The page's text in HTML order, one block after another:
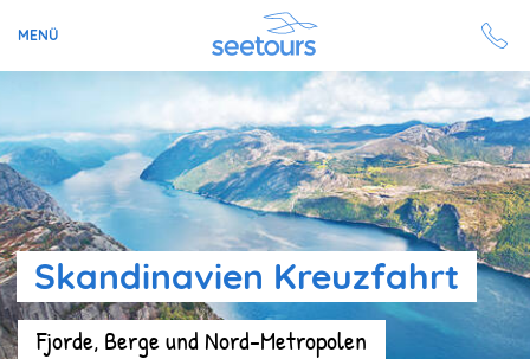
MENÜ
Seetours
Ziele
Ratgeber
Schiffe
Skandinavien Kreuzfahrt
Fjorde, Berge und Nord-Metropolen